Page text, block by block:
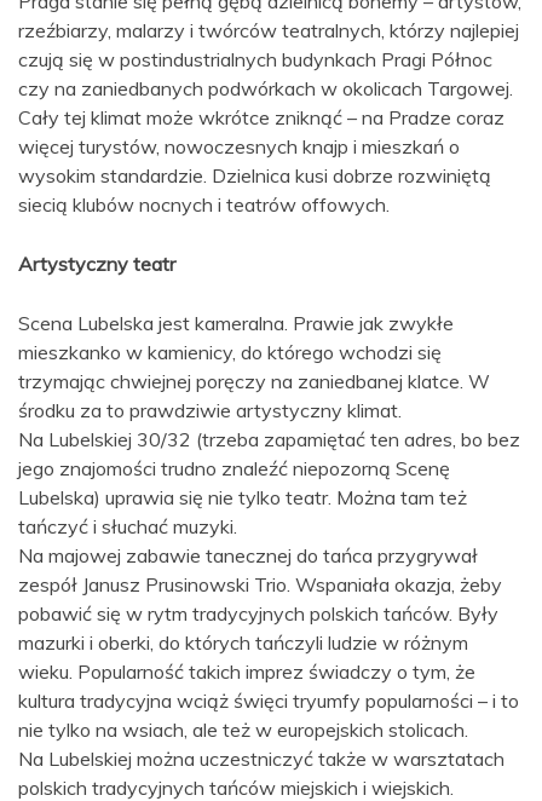
rzeźbiarzy, malarzy i twórców teatralnych, którzy najlepiej
czują się w postindustrialnych budynkach Pragi Północ
czy na zaniedbanych podwórkach w okolicach Targowej.
Cały tej klimat może wkrótce zniknąć – na Pradze coraz
więcej turystów, nowoczesnych knajp i mieszkań o
wysokim standardzie. Dzielnica kusi dobrze rozwiniętą
siecią klubów nocnych i teatrów offowych.
Artystyczny teatr
Scena Lubelska jest kameralna. Prawie jak zwykłe
mieszkanko w kamienicy, do którego wchodzi się
trzymając chwiejnej poręczy na zaniedbanej klatce. W
środku za to prawdziwie artystyczny klimat.
Na Lubelskiej 30/32 (trzeba zapamiętać ten adres, bo bez
jego znajomości trudno znaleźć niepozorną Scenę
Lubelska) uprawia się nie tylko teatr. Można tam też
tańczyć i słuchać muzyki.
Na majowej zabawie tanecznej do tańca przygrywał
zespół Janusz Prusinowski Trio. Wspaniała okazja, żeby
pobawić się w rytm tradycyjnych polskich tańców. Były
mazurki i oberki, do których tańczyli ludzie w różnym
wieku. Popularność takich imprez świadczy o tym, że
kultura tradycyjna wciąż święci tryumfy popularności – i to
nie tylko na wsiach, ale też w europejskich stolicach.
Na Lubelskiej można uczestniczyć także w warsztatach
polskich tradycyjnych tańców miejskich i wiejskich.